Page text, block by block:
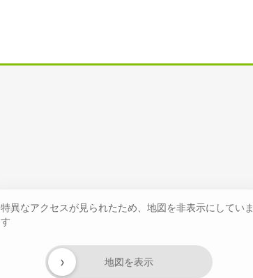
特異なアクセスが見られたため、地図を非表示にしていま
す
地図を表示
›